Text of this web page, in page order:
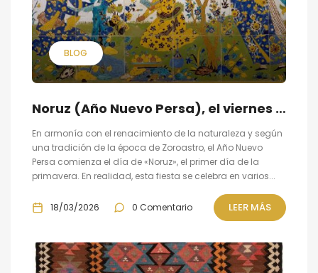
BLOG
Noruz (Año Nuevo Persa), el viernes 20 de marzo 2026
En armonía con el renacimiento de la naturaleza y según
una tradición de la época de Zoroastro, el Año Nuevo
Persa comienza el día de «Noruz», el primer día de la
primavera. En realidad, esta fiesta se celebra en varios...
18/03/2026 0 Comentario LEER MÁS